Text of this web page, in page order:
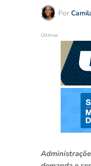
Por
Últimas